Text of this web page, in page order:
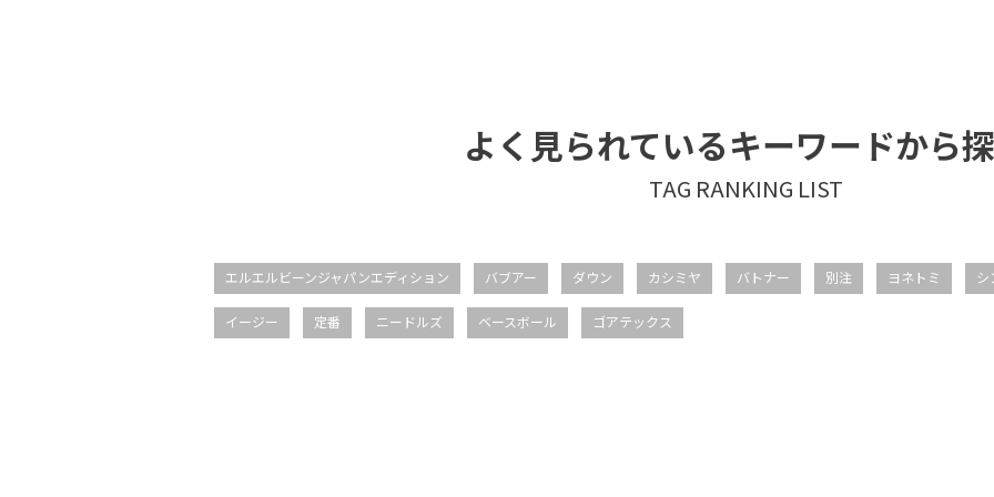
よく見られているキーワードから
エルエルビーンジャパンエディション バブアー ダウン カシミヤ バトナー 別注 ヨネトミ シ
イージー 定番 ニードルズ ベースボール ゴアテックス